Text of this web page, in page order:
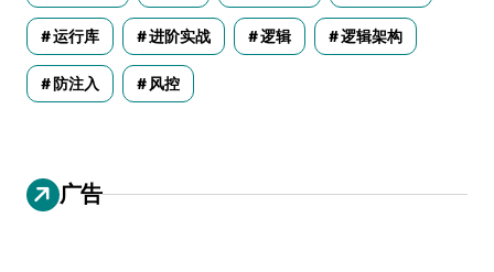
运行库 进阶实战 逻辑 逻辑架构
防注入 风控
广告